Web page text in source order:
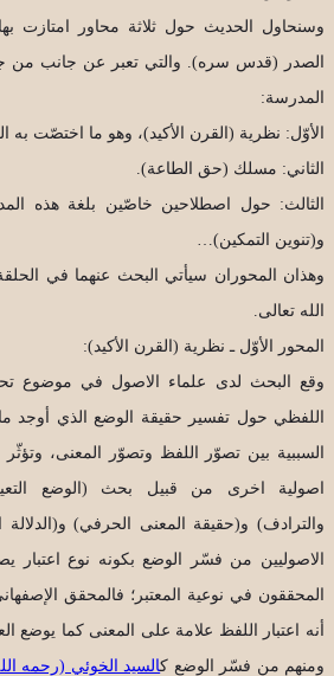
وسنحاول الحديث حول ثلاثة محاور امتازت
الصدر (قدس سره). والتي تعبر عن جانب من
المدرسة:
الأوّل: نظرية (القرن الأكيد)، وهو ما اختصّت به
الثاني: مسلك (حق الطاعة).
الثالث: حول اصطلاحين خاصّين بلغة هذه
و(تنوين التمكين)…
وهذان المحوران سيأتي البحث عنهما في
الله تعالى.
المحور الأوّل ـ نظرية (القرن الأكيد):
وقع البحث لدى علماء الاصول في موضوع
اللفظي حول تفسير حقيقة الوضع الذي أوجد
السببية بين تصوّر اللفظ وتصوّر المعنى،
اصولية اخرى من قبيل بحث (الوضع
والترادف) و(حقيقة المعنى الحرفي) و(الدلالة
الاصوليين من فسّر الوضع بكونه نوع اعتبار
المحققون في نوعية المعتبر؛ فالمحقق
أنه اعتبار اللفظ علامة على المعنى كما يوضع
ومنهم من فسّر الوضع كالسيد الخوئي (رحمه